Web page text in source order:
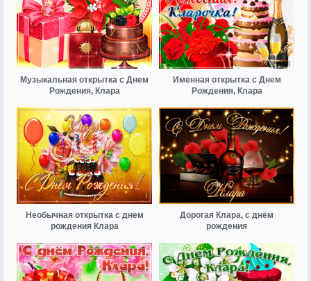
Музыкальная открытка с Днем
Рождения, Клара
Именная открытка с Днем
Рождения, Клара
Необычная открытка с днем
рождения Клара
Дорогая Клара, с днём
рождения